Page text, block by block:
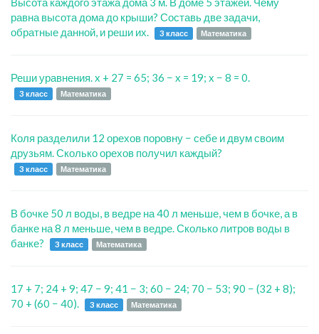
равна высота дома до крыши? Составь две задачи,
обратные данной, и реши их.
3 класс Математика
Реши уравнения. x + 27 = 65; 36 − x = 19; x − 8 = 0.
3 класс Математика
Коля разделили 12 орехов поровну − себе и двум своим
друзьям. Сколько орехов получил каждый?
3 класс Математика
В бочке 50 л воды, в ведре на 40 л меньше, чем в бочке, а в
банке на 8 л меньше, чем в ведре. Сколько литров воды в
банке?
3 класс Математика
17 + 7; 24 + 9; 47 − 9; 41 − 3; 60 − 24; 70 − 53; 90 − (32 + 8);
70 + (60 − 40).
3 класс Математика